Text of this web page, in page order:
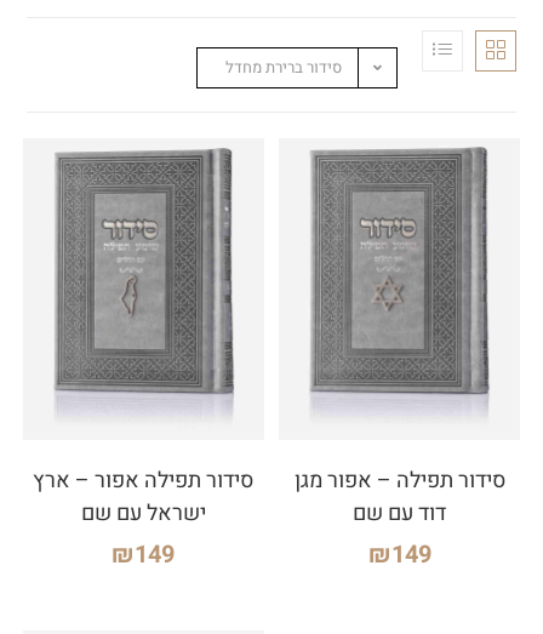
סידור ברירת מחדל
סידור תפילה – אפור מגן
דוד עם שם
₪149
סידור תפילה אפור – ארץ
ישראל עם שם
₪149